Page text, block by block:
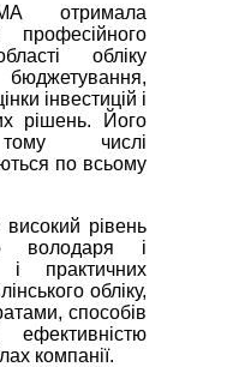
отримала
професійного
обліку
інвестицій і
рішень. Його
числі
по всьому
рівень
володаря і
і практичних
обліку,
способів
компанії.